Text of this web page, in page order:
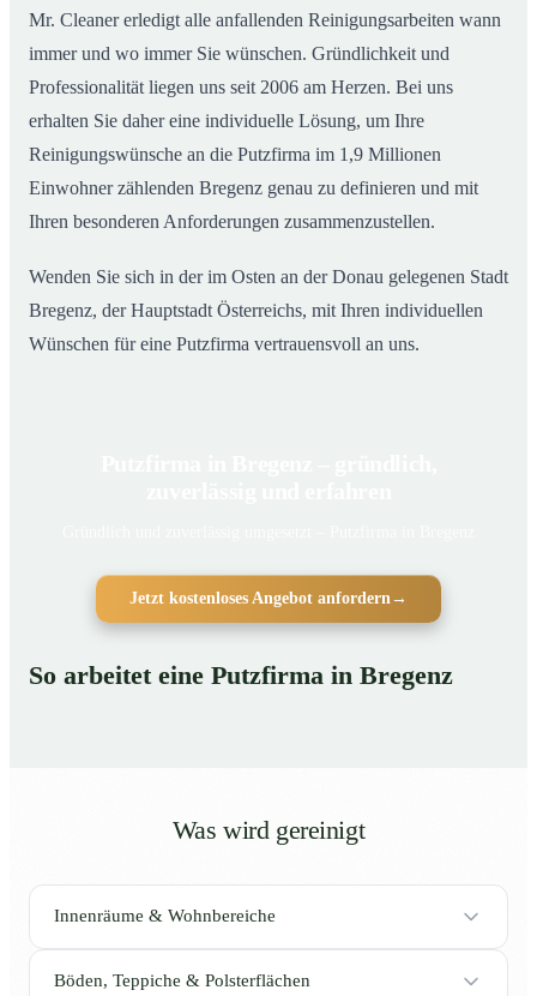
Mr. Cleaner erledigt alle anfallenden Reinigungsarbeiten wann
immer und wo immer Sie wünschen. Gründlichkeit und
Professionalität liegen uns seit 2006 am Herzen. Bei uns
erhalten Sie daher eine individuelle Lösung, um Ihre
Reinigungswünsche an die Putzfirma im 1,9 Millionen
Einwohner zählenden Bregenz genau zu definieren und mit
Ihren besonderen Anforderungen zusammenzustellen.
Wenden Sie sich in der im Osten an der Donau gelegenen Stadt
Bregenz, der Hauptstadt Österreichs, mit Ihren individuellen
Wünschen für eine Putzfirma vertrauensvoll an uns.
Jetzt kostenloses Angebot anfordern →
So arbeitet eine Putzfirma in Bregenz
Was wird gereinigt
Innenräume & Wohnbereiche
Böden, Teppiche & Polsterflächen